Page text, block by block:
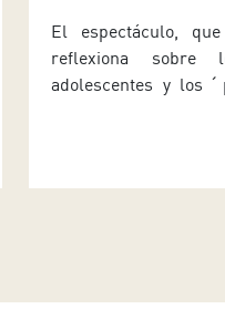
El espectáculo,
reflexiona sobre
adolescentes y los
obra en la que se